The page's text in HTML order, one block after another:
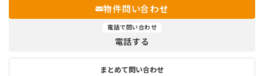
物件問い合わせ
電話で問い合わせ
電話する
まとめて問い合わせ